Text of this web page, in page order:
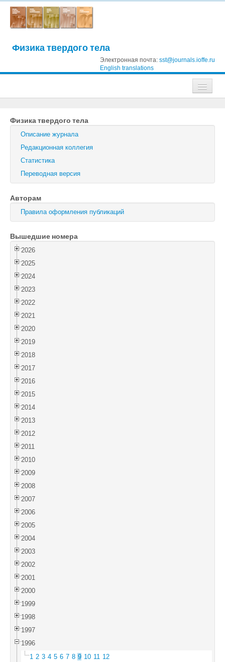
Физика твердого тела
Электронная почта: sst@journals.ioffe.ru
English translations
Журнал технической физики
Письма в Журнал технической физики
Физика твердого тела
Физика и техника полупроводников
Оптика и спектроскопия
Поиск
Войти
Физика твердого тела
Описание журнала
Редакционная коллегия
Статистика
Переводная версия
Авторам
Правила оформления публикаций
Вышедшие номера
2026
2025
2024
2023
2022
2021
2020
2019
2018
2017
2016
2015
2014
2013
2012
2011
2010
2009
2008
2007
2006
2005
2004
2003
2002
2001
2000
1999
1998
1997
1996
1 2 3 4 5 6 7 8 9 10 11 12